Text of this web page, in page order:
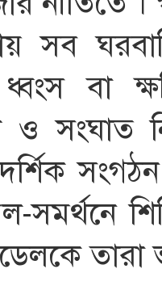
সব
বা
ও সংঘাত
সমর্থনে
তারা